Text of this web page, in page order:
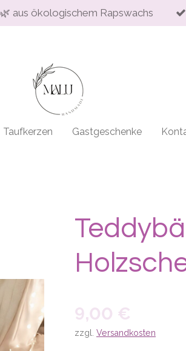
🌿 aus ökologischem Rapswachs
Taufkerzen Gastgeschenke
9,00 €
zzgl. Versandkosten